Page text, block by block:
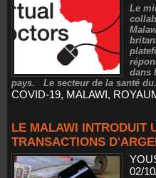
Le
dans
pays. Le secteur de la santé
COVID-19, MALAWI,
LE MALAWI INTRODUIT
TRANSACTIONS
02/